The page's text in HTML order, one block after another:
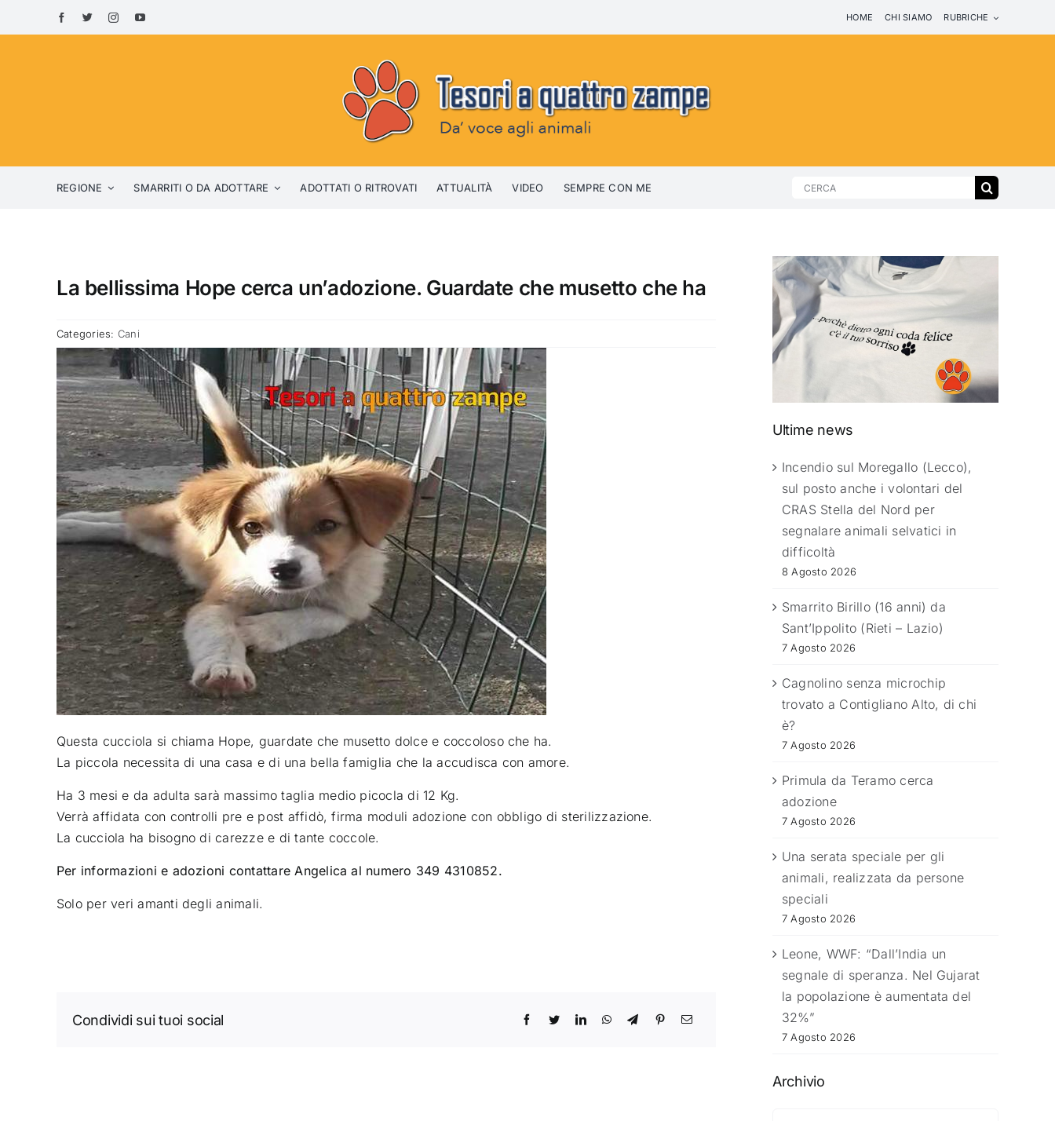
to
HOME CHI SIAMO RUBRICHE
REGIONE SMARRITI O DA ADOTTARE ADOTTATI O RITROVATI ATTUALITÀ VIDEO SEMPRE CON ME
Search
La bellissima Hope cerca un’adozione. Guardate che musetto che ha
Categories: Cani
Questa cucciola si chiama Hope, guardate che musetto dolce e coccoloso che ha.
La piccola necessita di una casa e di una bella famiglia che la accudisca con amore.
Ha 3 mesi e da adulta sarà massimo taglia medio picocla di 12 Kg.
Verrà affidata con controlli pre e post affidò, firma moduli adozione con obbligo di sterilizzazione.
La cucciola ha bisogno di carezze e di tante coccole.
Per informazioni e adozioni contattare Angelica al numero 349 4310852.
Solo per veri amanti degli animali.
Condividi sui tuoi social
Ultime news
Incendio sul Moregallo (Lecco),
sul posto anche i volontari del
CRAS Stella del Nord per
segnalare animali selvatici in
difficoltà
8 Agosto 2026
Smarrito Birillo (16 anni) da
Sant’Ippolito (Rieti – Lazio)
7 Agosto 2026
Cagnolino senza microchip
trovato a Contigliano Alto, di chi
è?
7 Agosto 2026
Primula da Teramo cerca
adozione
7 Agosto 2026
Una serata speciale per gli
animali, realizzata da persone
speciali
7 Agosto 2026
Leone, WWF: “Dall’India un
segnale di speranza. Nel Gujarat
la popolazione è aumentata del
32%”
7 Agosto 2026
Archivio